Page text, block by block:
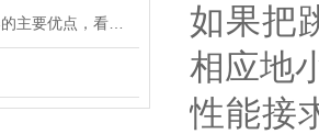
如果把
相应地
性能接